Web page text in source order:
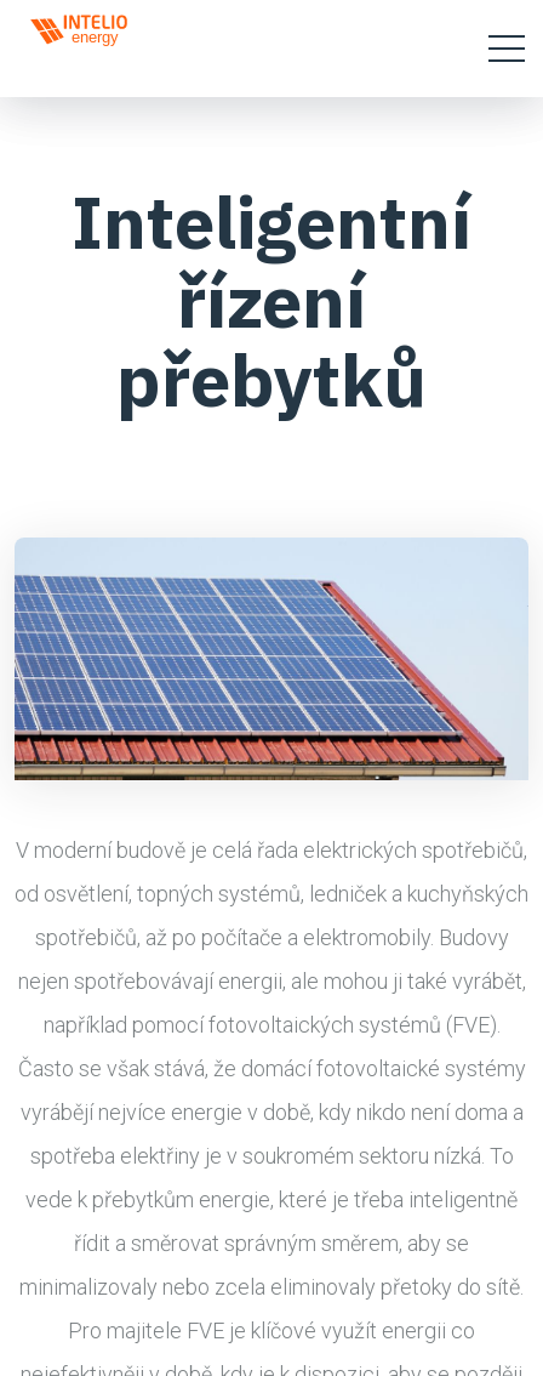
Inteligentní
řízení
přebytků
V moderní budově je celá řada elektrických spotřebičů,
od osvětlení, topných systémů, ledniček a kuchyňských
spotřebičů, až po počítače a elektromobily. Budovy
nejen spotřebovávají energii, ale mohou ji také vyrábět,
například pomocí fotovoltaických systémů (FVE).
Často se však stává, že domácí fotovoltaické systémy
vyrábějí nejvíce energie v době, kdy nikdo není doma a
spotřeba elektřiny je v soukromém sektoru nízká. To
vede k přebytkům energie, které je třeba inteligentně
řídit a směrovat správným směrem, aby se
minimalizovaly nebo zcela eliminovaly přetoky do sítě.
Pro majitele FVE je klíčové využít energii co